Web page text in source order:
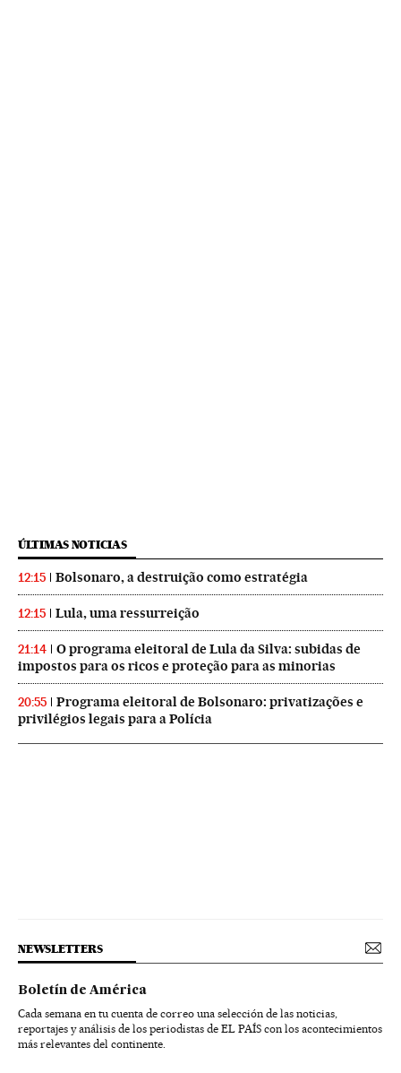
ÚLTIMAS NOTICIAS
12:15 Bolsonaro, a destruição como estratégia
12:15 Lula, uma ressurreição
21:14
O programa eleitoral de Lula da Silva: subidas de
impostos para os ricos e proteção para as minorias
20:55
Programa eleitoral de Bolsonaro: privatizações e
privilégios legais para a Polícia
NEWSLETTERS
Boletín de América
Cada semana en tu cuenta de correo una selección de las noticias,
reportajes y análisis de los periodistas de EL PAÍS con los acontecimientos
más relevantes del continente.